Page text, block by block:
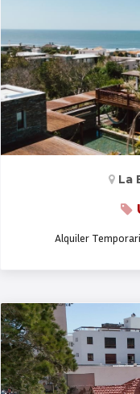
CASA
La
Alquiler